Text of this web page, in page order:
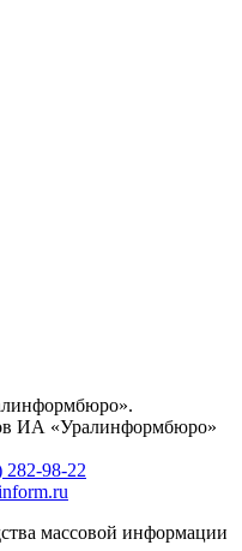
ИА «Уралинформбюро»
282-98-22
массовой информации